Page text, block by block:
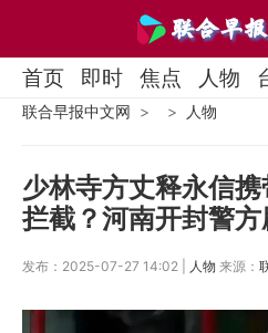
首页 即时 焦点 人物
联合早报中文网 人物
少林寺方丈释永信
拦截？河南开封警方
发布：2025-07-27 14:02 | 人物 来源：